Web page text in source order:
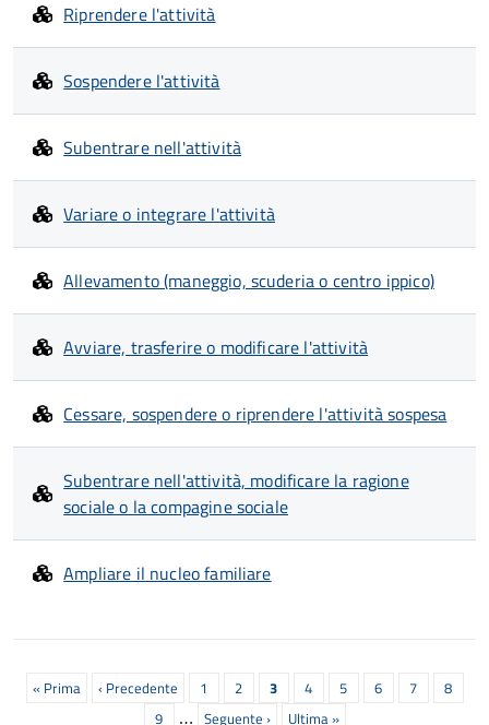
Riprendere l'attività
Sospendere l'attività
Subentrare nell'attività
Variare o integrare l'attività
Allevamento (maneggio, scuderia o centro ippico)
Avviare, trasferire o modificare l'attività
Cessare, sospendere o riprendere l'attività sospesa
Subentrare nell'attività, modificare la ragione
sociale o la compagine sociale
Ampliare il nucleo familiare
Paginazione
Prima
« Prima
Pagina
precedente
‹ Precedente Page
1 Page
2
Pagina
attuale
3 Page
4 Page
5 Page
6 Page
7 Page
8
Page
9 … Prossima
Seguente › Ultima
Ultima »